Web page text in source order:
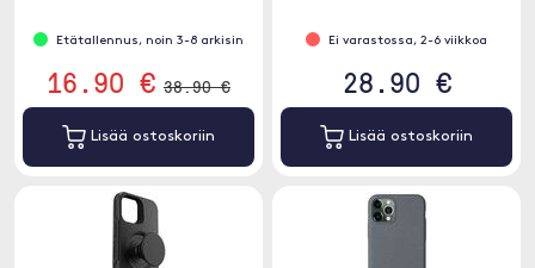
Etätallennus, noin 3-8 arkisin
16.90 € 38.90 €
Lisää ostoskoriin
Ei varastossa, 2-6 viikkoa
28.90 €
Lisää ostoskoriin